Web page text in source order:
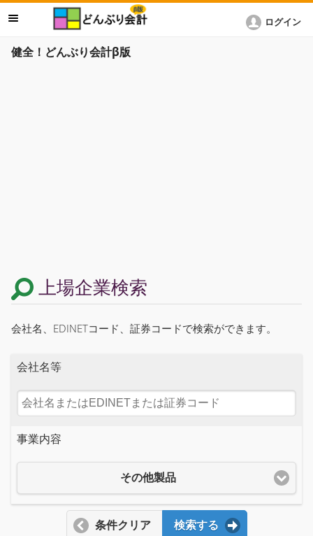
健全！どんぶり会計β版
ログイン
上場企業検索
会社名、EDINETコード、証券コードで検索ができます。
会社名等
事業内容
その他製品
条件クリア 検索する